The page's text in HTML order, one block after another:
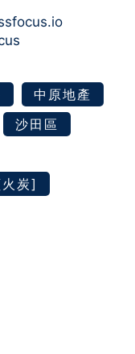
中原地產
沙田區
炭]